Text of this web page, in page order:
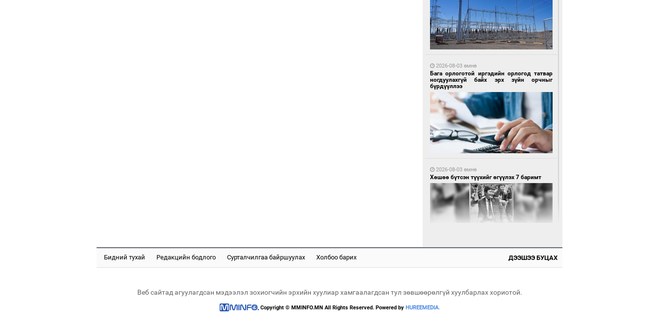
21 цагийн өмнө өмнө
Автобензин, дизель түлшний онцгой албан
татварыг тэглэлээ
21 цагийн өмнө өмнө
Санхүүгийн хэмнэлтийн горимд эрүүл
мэндийн салбар хамаарахгүй
нээлттэй ил тод болгоно
2026-08-03 өмнө
Бага орлоготой иргэдийн орлогод татвар
ногдуулахгүй байх эрх зүйн орчныг
бүрдүүллээ
2026-08-03 өмнө
Хөшөө бүтсэн түүхийг өгүүлэх 7 баримт
Х.Нямбаатар: Ял авсан мань луйварчин
Бидний тухай Редакцийн бодлого Сурталчилгаа байршуулах Холбоо барих ДЭЭШЭЭ БУЦАХ
Веб сайтад агуулагдсан мэдээлэл зохиогчийн эрхийн хуулиар хамгаалагдсан тул зөвшөөрөлгүй хуулбарлах хориотой.
Copyright © MMINFO.MN All Rights Reserved. Powered by HUREEMEDIA.